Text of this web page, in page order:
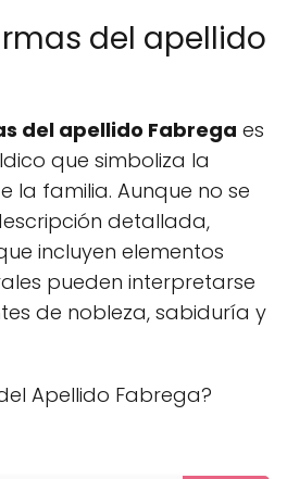
del apellido
del apellido Fabrega es
que simboliza la
la familia. Aunque no se
detallada,
incluyen elementos
pueden interpretarse
de nobleza, sabiduría y
Apellido Fabrega?